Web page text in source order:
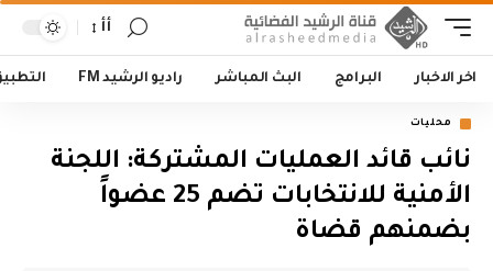
أأ
اخر الاخبار البرامج البث المباشر راديو الرشيد FM
محليات
‏نائب قائد العمليات المشتركة: اللجنة
الأمنية للانتخابات تضم 25 عضواً
بضمنهم قضاة